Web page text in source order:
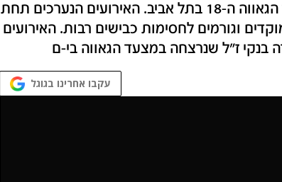
כ-200 אלף איש לוקחים חלק במצעד הגאווה ה-18 בתל אביב. האירועים הנערכים תחת
וגורמים לחסימות כבישים רבות. האירועים
בנקי ז"ל שנרצחה במצעד הגאווה בי-ם
עקבו אחרינו בגוגל